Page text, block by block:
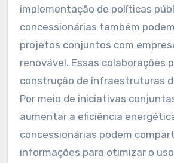
implementação de políticas
concessionárias também
projetos conjuntos com
renovável. Essas colaborações
construção de infraestruturas
Por meio de iniciativas
aumentar a eficiência
concessionárias podem
informações para otimizar o